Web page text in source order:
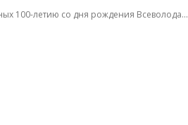
100-летию со дня рождения Всеволода...